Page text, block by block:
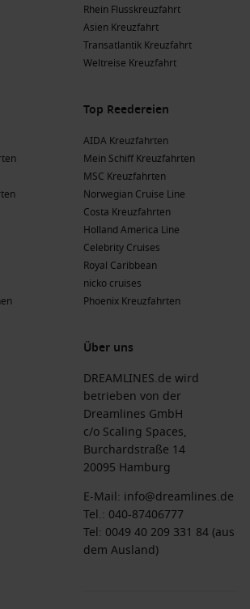
Rhein Flusskreuzfahrt
Asien Kreuzfahrt
Transatlantik Kreuzfahrt
Weltreise Kreuzfahrt
Top Reedereien
AIDA Kreuzfahrten
Mein Schiff Kreuzfahrten
MSC Kreuzfahrten
Norwegian Cruise Line
Costa Kreuzfahrten
Holland America Line
Celebrity Cruises
Royal Caribbean
nicko cruises
Phoenix Kreuzfahrten
Über uns
DREAMLINES.de wird
betrieben von der
Dreamlines GmbH
c/o Scaling Spaces,
Burchardstraße 14
20095 Hamburg
E-Mail: info@dreamlines.de
Tel.: 040-87406777
Tel: 0049 40 209 331 84 (aus
dem Ausland)